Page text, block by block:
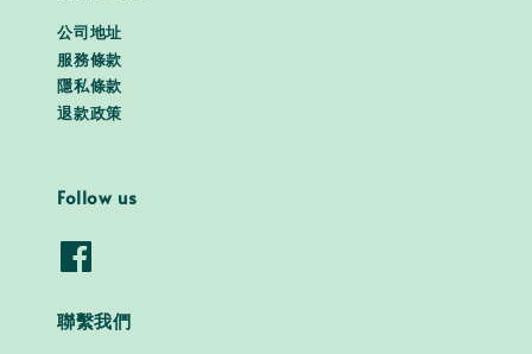
公司地址
服務條款
隱私條款
退款政策
Follow us
聯繫我們